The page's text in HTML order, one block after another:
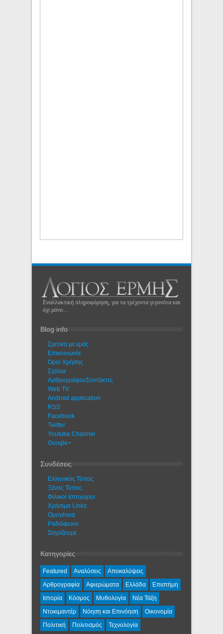
Εναλλακτική πληροφόρηση, για τα τρέχοντα γεγονότα και
όχι μόνο...
Blog info
Σχετικά με εμάς
Eπικοινωνία
Όροι Χρήσης
Σχόλια
Αρθρογράφοι/Συντάκτες
Web TV
Android application
RSS
Facebook
Twitter
Youtube Channel
Google+
Συνδέσεις
Ελληνικός Τύπος
Ξένος Τύπος
Φιλικοί Ιστοχώροι
Χρήσιμα Links
Ομογένεια
Ραδιόφωνο
Στηρίζουμε
Κατηγορίες
Featured Αναλύσεις
Αποκαλύψεις
Αρθρογραφία
Αφιερώματα Ελλάδα
Επιστήμη
Ιστορία
Κόσμος Μυθολογία
Νέα Τάξη
Ντοκιμαντέρ
Νόηση και Επινόηση
Οικονομία
Πολιτική
Πολιτισμός Τεχνολογία